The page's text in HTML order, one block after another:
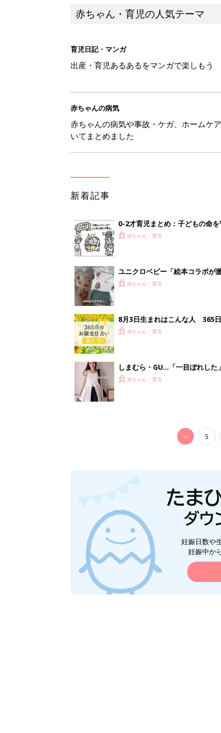
赤ちゃん・育児の人気テーマ
育児日記・マンガ
出産・育児あるあるをマンガで楽しもう
赤ちゃんの病気
赤ちゃんの病気や事故・ケガ、ホームケ
いてまとめました
新着記事
0-2才育児まとめ：子どもの命
赤ちゃん・育児
ユニクロベビー「絵本コラボが
5選赤ちゃん・育児
8月3日生まれはこんな人 365日
赤ちゃん・育児
しまむら・GU…「一目ぼれし
赤ちゃん・育児
< 5
妊娠日数や
妊娠中か